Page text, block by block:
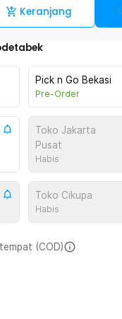
Keranjang
Pick n Go Bekasi
Pre-Order
Toko Jakarta
Pusat
Habis
Toko Cikupa
Habis
(COD)